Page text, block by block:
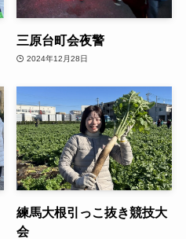
三原台町会夜警
2024年12月28日
練馬大根引っこ抜き競技大
会